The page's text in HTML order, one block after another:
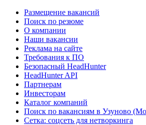
Размещение вакансий
Поиск по резюме
О компании
Наши вакансии
Реклама на сайте
Требования к ПО
Безопасный HeadHunter
HeadHunter API
Партнерам
Инвесторам
Каталог компаний
Поиск по вакансиям в Узуново
Сетка: соцсеть для нетворкинга